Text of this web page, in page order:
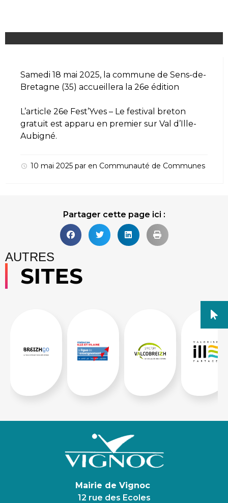
Samedi 18 mai 2025, la commune de Sens-de-
Bretagne (35) accueillera la 26e édition
L’article 26e Fest’Yves – Le festival breton
gratuit est apparu en premier sur Val d’Ille-
Aubigné.
10 mai 2025 par en Communauté de Communes
Partager cette page ici :
AUTRES
SITES
Mairie de Vignoc
12 rue des Ecoles